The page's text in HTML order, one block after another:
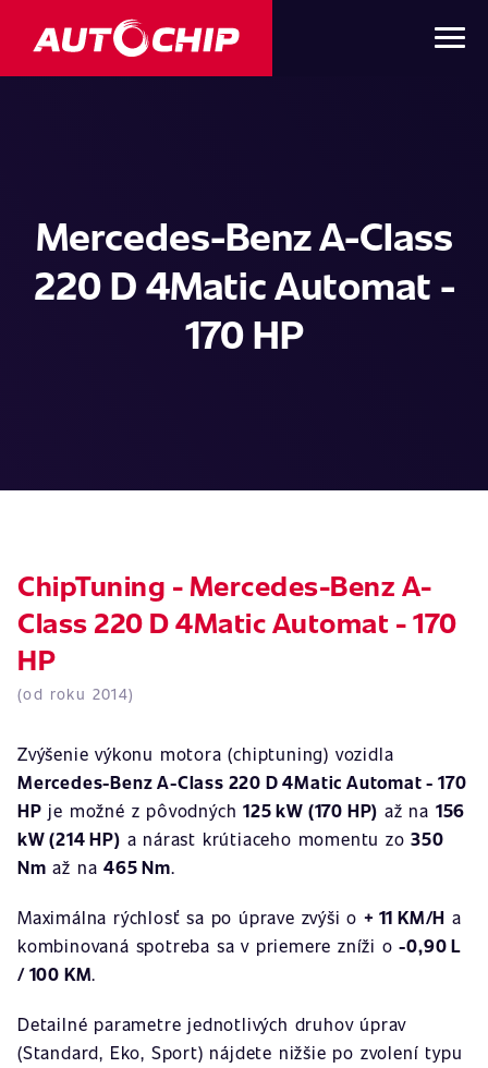
Mercedes-Benz A-Class
220 D 4Matic Automat -
170 HP
ChipTuning - Mercedes-Benz A-
Class 220 D 4Matic Automat - 170
HP
(od roku 2014)
Zvýšenie výkonu motora (chiptuning) vozidla
Mercedes-Benz A-Class 220 D 4Matic Automat - 170
HP je možné z pôvodných125 kW (170 HP) až na 156
kW (214 HP) a nárast krútiaceho momentu zo350
Nm až na465 Nm.
Maximálna rýchlosť sa po úprave zvýši o + 11 KM/H a
kombinovaná spotreba sa v priemere zníži o-0,90 L
/ 100 KM.
Detailné parametre jednotlivých druhov úprav
(Standard, Eko, Sport) nájdete nižšie po zvolení typu